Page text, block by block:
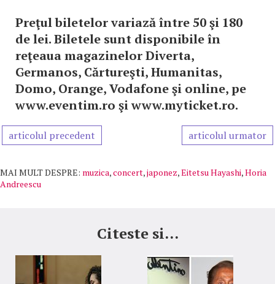
Preţul biletelor variază între 50 şi 180
de lei. Biletele sunt disponibile în
reţeaua magazinelor Diverta,
Germanos, Cărtureşti, Humanitas,
Domo, Orange, Vodafone şi online, pe
www.eventim.ro şi www.myticket.ro.
articolul precedent articolul urmator
MAI MULT DESPRE: muzica,concert,japonez,Eitetsu Hayashi,Horia
Andreescu
Citeste si...